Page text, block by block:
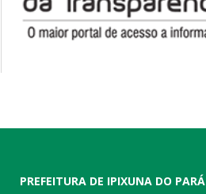
PREFEITURA DE IPIXUNA DO PARÁ